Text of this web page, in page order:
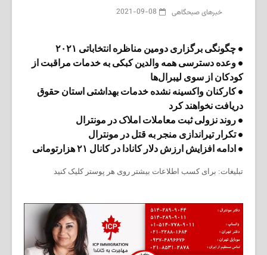
‌خبرهای صبحگاهی 2021-09-08
• چگونگی برگزاری دومین مناظره انتخاباتی ۲۰۲۱
• وعده دسترسی همه والدین کبکی به خدمات مراقبت از
کودکان از سوی لیبرال‌ها
• کارکنان واکسینه نشده خدمات بهداشتی استان حقوق
دریافت نخواهند کرد
• روند نزولی ثبت معاملات املاک در مونترال
• تکرار تیراندازی منجر به قتل در مونترال
• ادامه افزایش ارزش دلار کانادا در کانال ۲۱ هزارتومانی
تبلیغات: برای کسب اطلاعات بیشتر روی هر پوستر کلیک کنید